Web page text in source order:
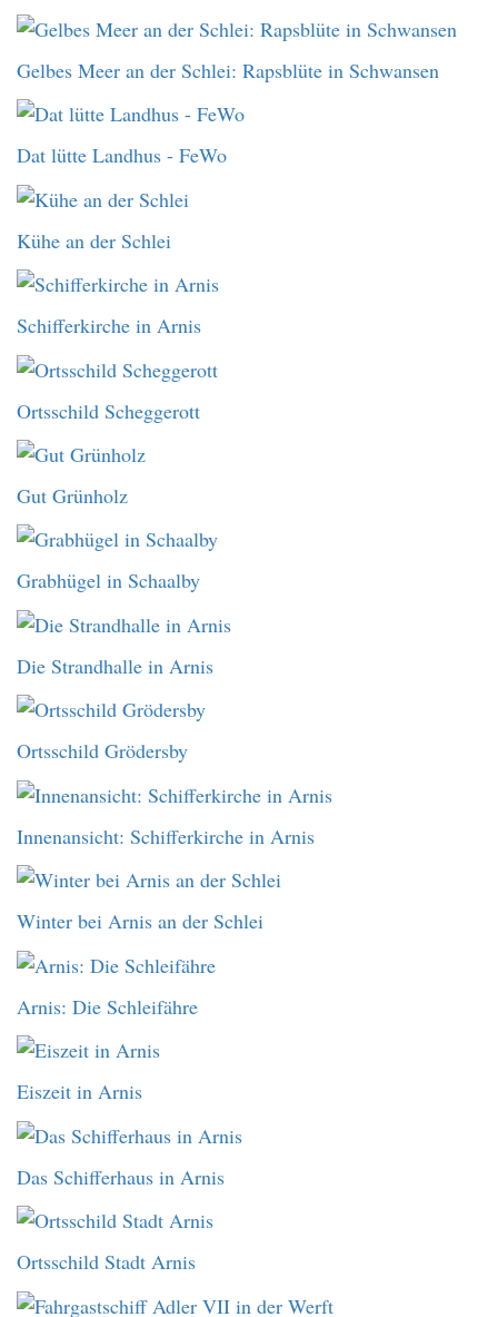
Gelbes Meer an der Schlei: Rapsblüte in Schwansen
Dat lütte Landhus - FeWo
Kühe an der Schlei
Schifferkirche in Arnis
Ortsschild Scheggerott
Gut Grünholz
Grabhügel in Schaalby
Die Strandhalle in Arnis
Ortsschild Grödersby
Innenansicht: Schifferkirche in Arnis
Winter bei Arnis an der Schlei
Arnis: Die Schleifähre
Eiszeit in Arnis
Das Schifferhaus in Arnis
Ortsschild Stadt Arnis